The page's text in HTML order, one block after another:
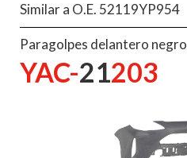
Similar a O.E. 52119YP954
Paragolpes delantero negro
YAC-21203